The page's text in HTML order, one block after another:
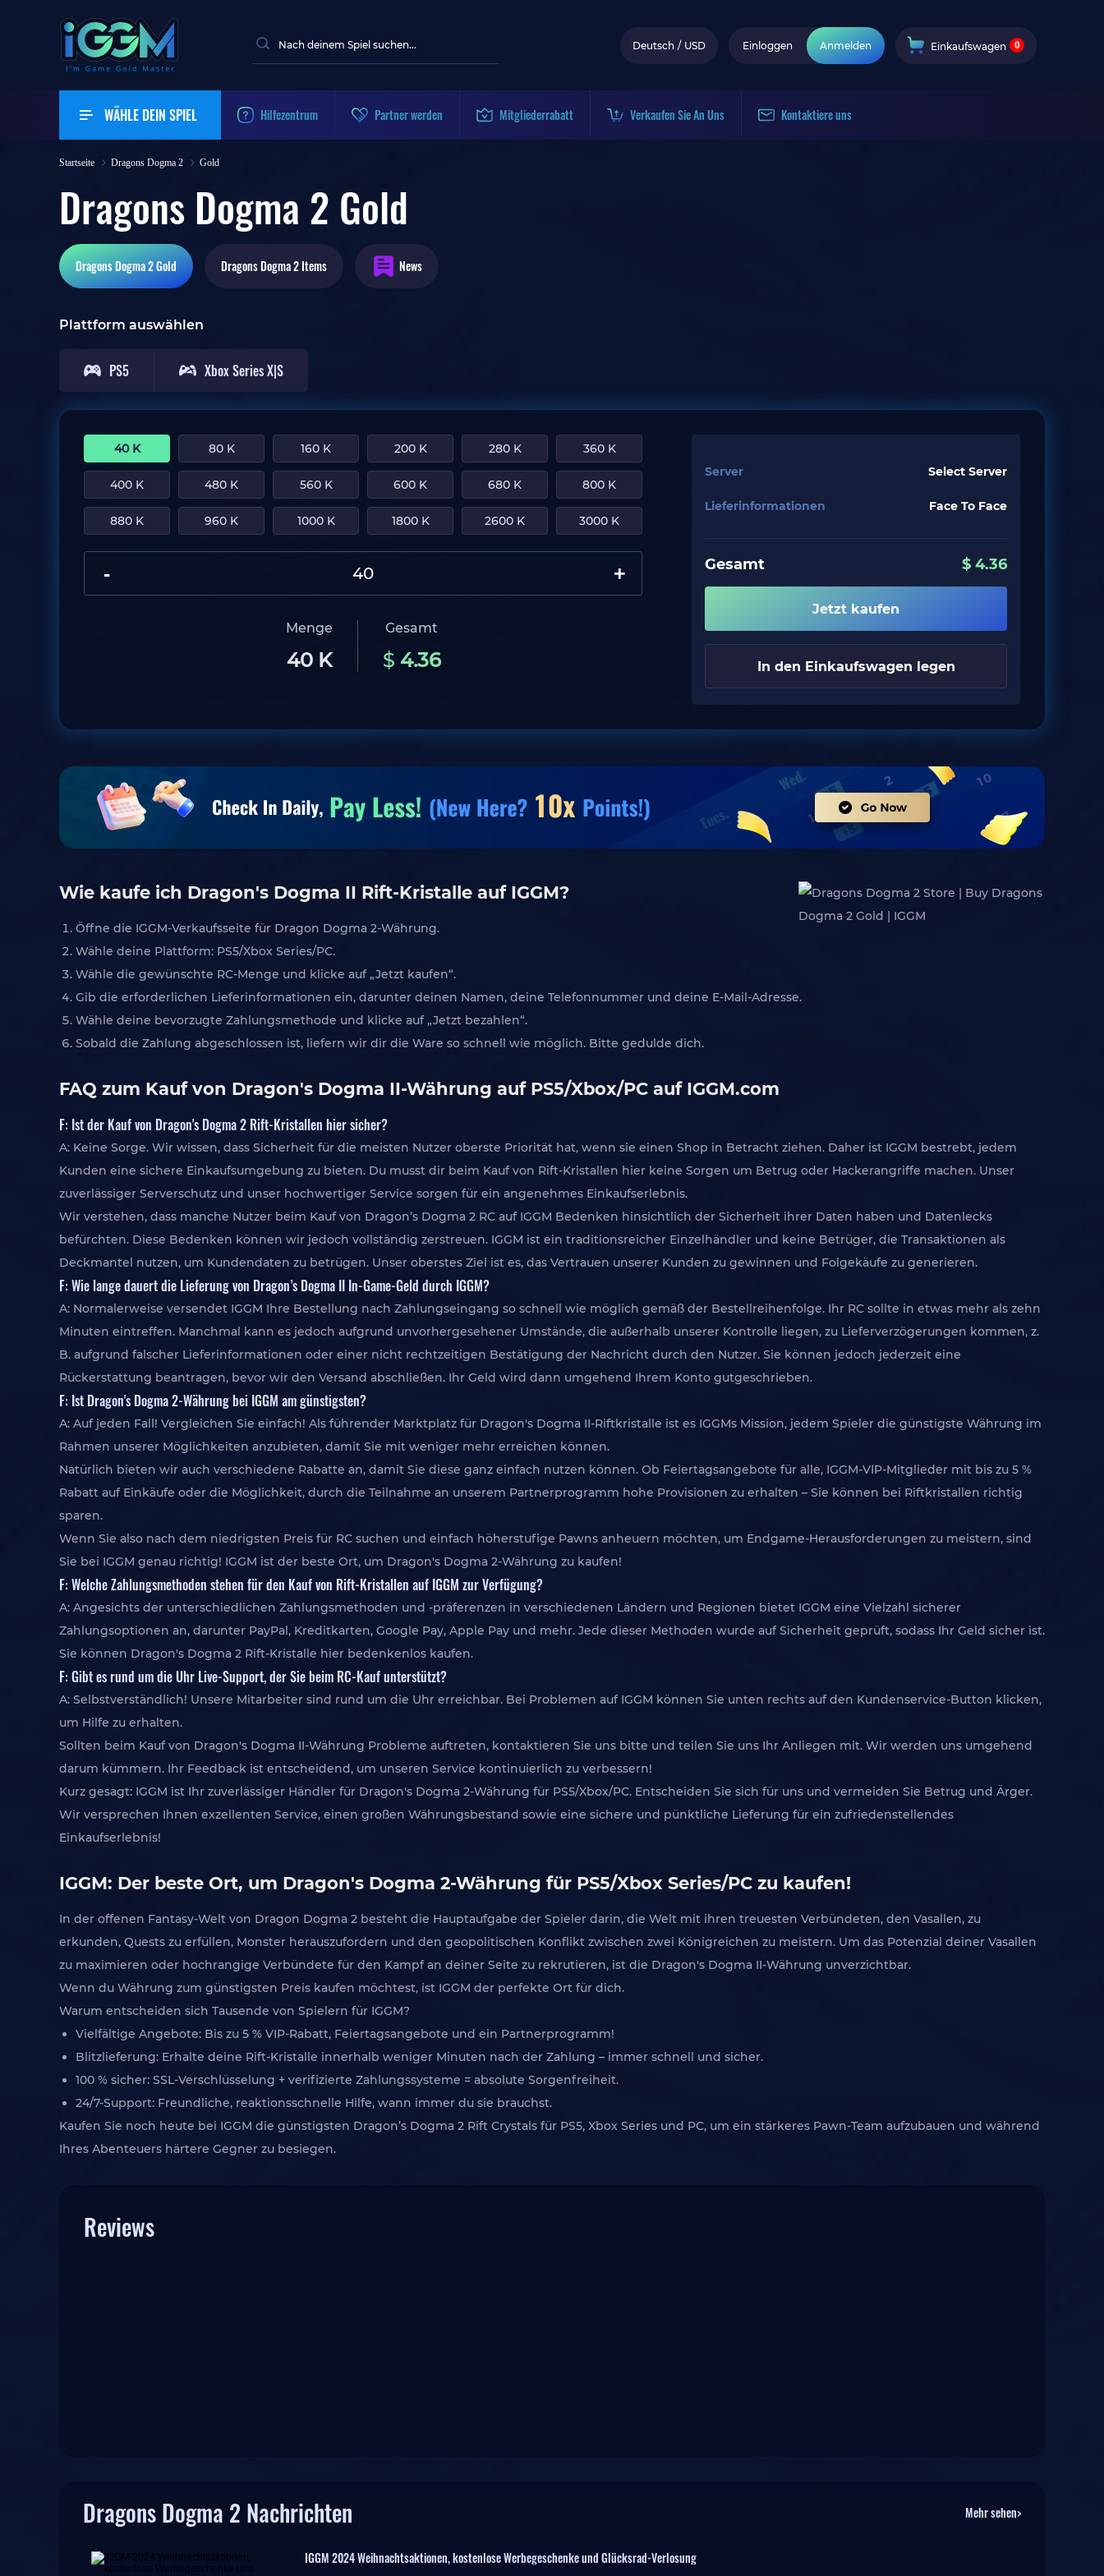
Deutsch / USD Einloggen Anmelden Einkaufswagen 0
WÄHLE DEIN SPIEL Hilfezentrum Partner werden Mitgliederrabatt Verkaufen Sie An Uns Kontaktiere uns
Startseite Dragons Dogma 2 Gold
Dragons Dogma 2 Gold
Dragons Dogma 2Gold Dragons Dogma 2Items News
Plattform auswählen
PS5 Xbox Series X|S
40 K 80 K 160 K 200 K 280 K 360 K
400 K 480 K 560 K 600 K 680 K 800 K
880 K 960 K 1000 K 1800 K 2600 K 3000 K
- +
Menge
40 K
Gesamt
$ 4.36
Server Select Server
Lieferinformationen Face To Face
Gesamt $ 4.36
Jetzt kaufen
In den Einkaufswagen legen
Wie kaufe ich Dragon's Dogma II Rift-Kristalle auf IGGM?
Öffne die IGGM-Verkaufsseite für Dragon Dogma 2-Währung.
Wähle deine Plattform: PS5/Xbox Series/PC.
Wähle die gewünschte RC-Menge und klicke auf „Jetzt kaufen“.
Gib die erforderlichen Lieferinformationen ein, darunter deinen Namen, deine Telefonnummer und deine E-Mail-Adresse.
Wähle deine bevorzugte Zahlungsmethode und klicke auf „Jetzt bezahlen“.
Sobald die Zahlung abgeschlossen ist, liefern wir dir die Ware so schnell wie möglich. Bitte gedulde dich.
FAQ zum Kauf von Dragon's Dogma II-Währung auf PS5/Xbox/PC auf IGGM.com
F: Ist der Kauf von Dragon's Dogma 2 Rift-Kristallen hier sicher?
A: Keine Sorge. Wir wissen, dass Sicherheit für die meisten Nutzer oberste Priorität hat, wenn sie einen Shop in Betracht ziehen. Daher ist IGGM bestrebt, jedem
Kunden eine sichere Einkaufsumgebung zu bieten. Du musst dir beim Kauf von Rift-Kristallen hier keine Sorgen um Betrug oder Hackerangriffe machen. Unser
zuverlässiger Serverschutz und unser hochwertiger Service sorgen für ein angenehmes Einkaufserlebnis.
Wir verstehen, dass manche Nutzer beim Kauf von Dragon’s Dogma 2 RC auf IGGM Bedenken hinsichtlich der Sicherheit ihrer Daten haben und Datenlecks
befürchten. Diese Bedenken können wir jedoch vollständig zerstreuen. IGGM ist ein traditionsreicher Einzelhändler und keine Betrüger, die Transaktionen als
Deckmantel nutzen, um Kundendaten zu betrügen. Unser oberstes Ziel ist es, das Vertrauen unserer Kunden zu gewinnen und Folgekäufe zu generieren.
F: Wie lange dauert die Lieferung von Dragon’s Dogma II In-Game-Geld durch IGGM?
A: Normalerweise versendet IGGM Ihre Bestellung nach Zahlungseingang so schnell wie möglich gemäß der Bestellreihenfolge. Ihr RC sollte in etwas mehr als zehn
Minuten eintreffen. Manchmal kann es jedoch aufgrund unvorhergesehener Umstände, die außerhalb unserer Kontrolle liegen, zu Lieferverzögerungen kommen, z.
B. aufgrund falscher Lieferinformationen oder einer nicht rechtzeitigen Bestätigung der Nachricht durch den Nutzer. Sie können jedoch jederzeit eine
Rückerstattung beantragen, bevor wir den Versand abschließen. Ihr Geld wird dann umgehend Ihrem Konto gutgeschrieben.
F: Ist Dragon's Dogma 2-Währung bei IGGM am günstigsten?
A: Auf jeden Fall! Vergleichen Sie einfach! Als führender Marktplatz für Dragon's Dogma II-Riftkristalle ist es IGGMs Mission, jedem Spieler die günstigste Währung im
Rahmen unserer Möglichkeiten anzubieten, damit Sie mit weniger mehr erreichen können.
Natürlich bieten wir auch verschiedene Rabatte an, damit Sie diese ganz einfach nutzen können. Ob Feiertagsangebote für alle, IGGM-VIP-Mitglieder mit bis zu 5 %
Rabatt auf Einkäufe oder die Möglichkeit, durch die Teilnahme an unserem Partnerprogramm hohe Provisionen zu erhalten – Sie können bei Riftkristallen richtig
sparen.
Wenn Sie also nach dem niedrigsten Preis für RC suchen und einfach höherstufige Pawns anheuern möchten, um Endgame-Herausforderungen zu meistern, sind
Sie bei IGGM genau richtig! IGGM ist der beste Ort, um Dragon's Dogma 2-Währung zu kaufen!
F: Welche Zahlungsmethoden stehen für den Kauf von Rift-Kristallen auf IGGM zur Verfügung?
A: Angesichts der unterschiedlichen Zahlungsmethoden und -präferenzen in verschiedenen Ländern und Regionen bietet IGGM eine Vielzahl sicherer
Zahlungsoptionen an, darunter PayPal, Kreditkarten, Google Pay, Apple Pay und mehr. Jede dieser Methoden wurde auf Sicherheit geprüft, sodass Ihr Geld sicher ist.
Sie können Dragon's Dogma 2 Rift-Kristalle hier bedenkenlos kaufen.
F: Gibt es rund um die Uhr Live-Support, der Sie beim RC-Kauf unterstützt?
A: Selbstverständlich! Unsere Mitarbeiter sind rund um die Uhr erreichbar. Bei Problemen auf IGGM können Sie unten rechts auf den Kundenservice-Button klicken,
um Hilfe zu erhalten.
Sollten beim Kauf von Dragon's Dogma II-Währung Probleme auftreten, kontaktieren Sie uns bitte und teilen Sie uns Ihr Anliegen mit. Wir werden uns umgehend
darum kümmern. Ihr Feedback ist entscheidend, um unseren Service kontinuierlich zu verbessern!
Kurz gesagt: IGGM ist Ihr zuverlässiger Händler für Dragon's Dogma 2-Währung für PS5/Xbox/PC. Entscheiden Sie sich für uns und vermeiden Sie Betrug und Ärger.
Wir versprechen Ihnen exzellenten Service, einen großen Währungsbestand sowie eine sichere und pünktliche Lieferung für ein zufriedenstellendes
Einkaufserlebnis!
IGGM: Der beste Ort, um Dragon's Dogma 2-Währung für PS5/Xbox Series/PC zu kaufen!
In der offenen Fantasy-Welt von Dragon Dogma 2 besteht die Hauptaufgabe der Spieler darin, die Welt mit ihren treuesten Verbündeten, den Vasallen, zu
erkunden, Quests zu erfüllen, Monster herauszufordern und den geopolitischen Konflikt zwischen zwei Königreichen zu meistern. Um das Potenzial deiner Vasallen
zu maximieren oder hochrangige Verbündete für den Kampf an deiner Seite zu rekrutieren, ist die Dragon's Dogma II-Währung unverzichtbar.
Wenn du Währung zum günstigsten Preis kaufen möchtest, ist IGGM der perfekte Ort für dich.
Warum entscheiden sich Tausende von Spielern für IGGM?
Vielfältige Angebote: Bis zu 5 % VIP-Rabatt, Feiertagsangebote und ein Partnerprogramm!
Blitzlieferung: Erhalte deine Rift-Kristalle innerhalb weniger Minuten nach der Zahlung – immer schnell und sicher.
100 % sicher: SSL-Verschlüsselung + verifizierte Zahlungssysteme = absolute Sorgenfreiheit.
24/7-Support: Freundliche, reaktionsschnelle Hilfe, wann immer du sie brauchst.
Kaufen Sie noch heute bei IGGM die günstigsten Dragon’s Dogma 2 Rift Crystals für PS5, Xbox Series und PC, um ein stärkeres Pawn-Team aufzubauen und während
Ihres Abenteuers härtere Gegner zu besiegen.
Reviews
Dragons Dogma 2 Nachrichten Mehr sehen>
IGGM 2024 Weihnachtsaktionen, kostenlose Werbegeschenke und Glücksrad-Verlosung